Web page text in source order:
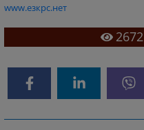
www.езкрс.нет
2672